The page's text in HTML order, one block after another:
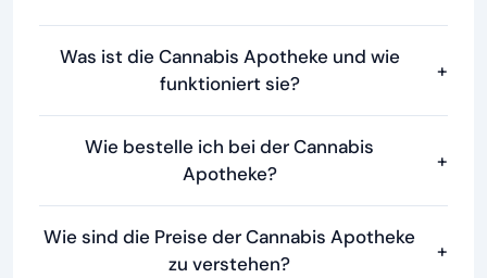
Was ist die Cannabis Apotheke und wie
funktioniert sie?
+
Wie bestelle ich bei der Cannabis
Apotheke?
+
Wie sind die Preise der Cannabis Apotheke
zu verstehen?
+